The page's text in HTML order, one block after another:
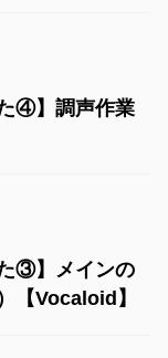
④】調声作業
③】メインの
【Vocaloid】